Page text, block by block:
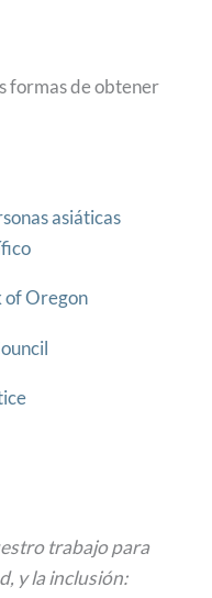
formas de obtener
asiáticas
of Oregon
trabajo para
y la inclusión: